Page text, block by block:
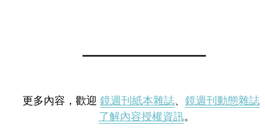
更多內容，歡迎 鏡週刊紙本雜誌、 鏡週刊動態雜誌
了解內容授權資訊。